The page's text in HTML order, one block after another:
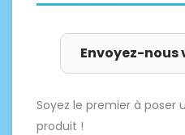
Envoyez-
Soyez le premier à poser
produit !